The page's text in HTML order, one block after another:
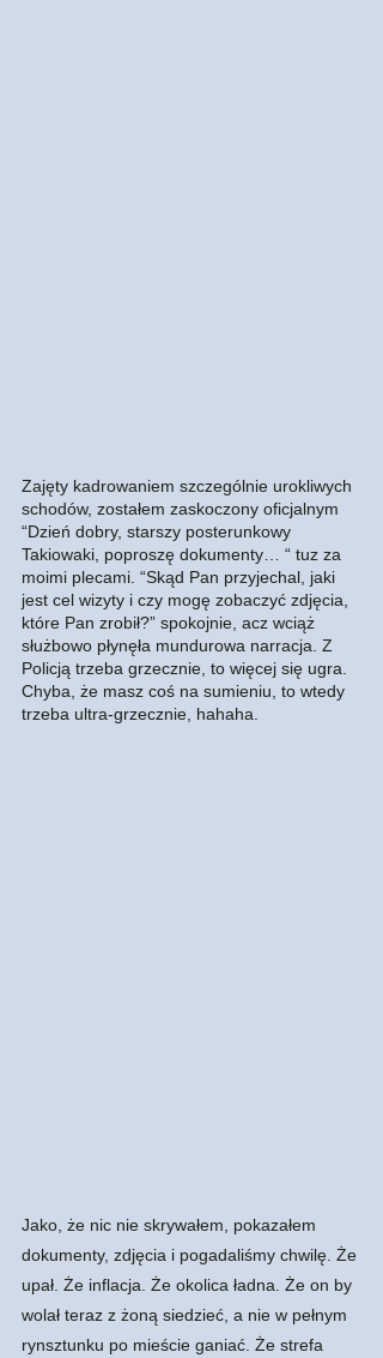
Zajęty kadrowaniem szczególnie urokliwych
schodów, zostałem zaskoczony oficjalnym
“Dzień dobry, starszy posterunkowy
Takiowaki, poproszę dokumenty… “ tuz za
moimi plecami. “Skąd Pan przyjechal, jaki
jest cel wizyty i czy mogę zobaczyć zdjęcia,
które Pan zrobił?” spokojnie, acz wciąż
służbowo płynęła mundurowa narracja. Z
Policją trzeba grzecznie, to więcej się ugra.
Chyba, że masz coś na sumieniu, to wtedy
trzeba ultra-grzecznie, hahaha.
Jako, że nic nie skrywałem, pokazałem
dokumenty, zdjęcia i pogadaliśmy chwilę. Że
upał. Że inflacja. Że okolica ładna. Że on by
wolał teraz z żoną siedzieć, a nie w pełnym
rynsztunku po mieście ganiać. Że strefa